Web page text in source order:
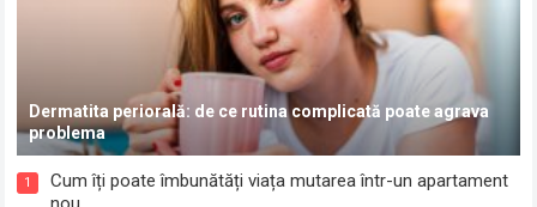
Dermatita periorală: de ce rutina complicată poate agrava
problema
1
Cum îți poate îmbunătăți viața mutarea într-un apartament